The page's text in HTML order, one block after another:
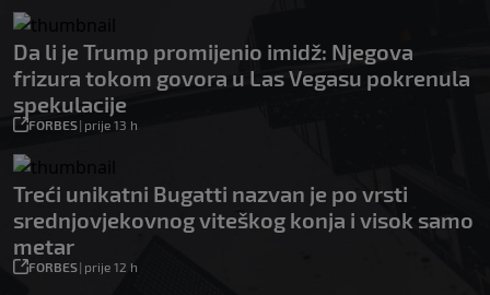
Da li je Trump promijenio imidž: Njegova
frizura tokom govora u Las Vegasu pokrenula
spekulacije
FORBES| prije 13 h
Treći unikatni Bugatti nazvan je po vrsti
srednjovjekovnog viteškog konja i visok samo
metar
FORBES| prije 12 h